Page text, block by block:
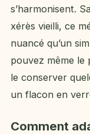
s’harmonisent.
xérès vieilli, ce
nuancé qu’un
pouvez même le
le conserver
un flacon en
Comment